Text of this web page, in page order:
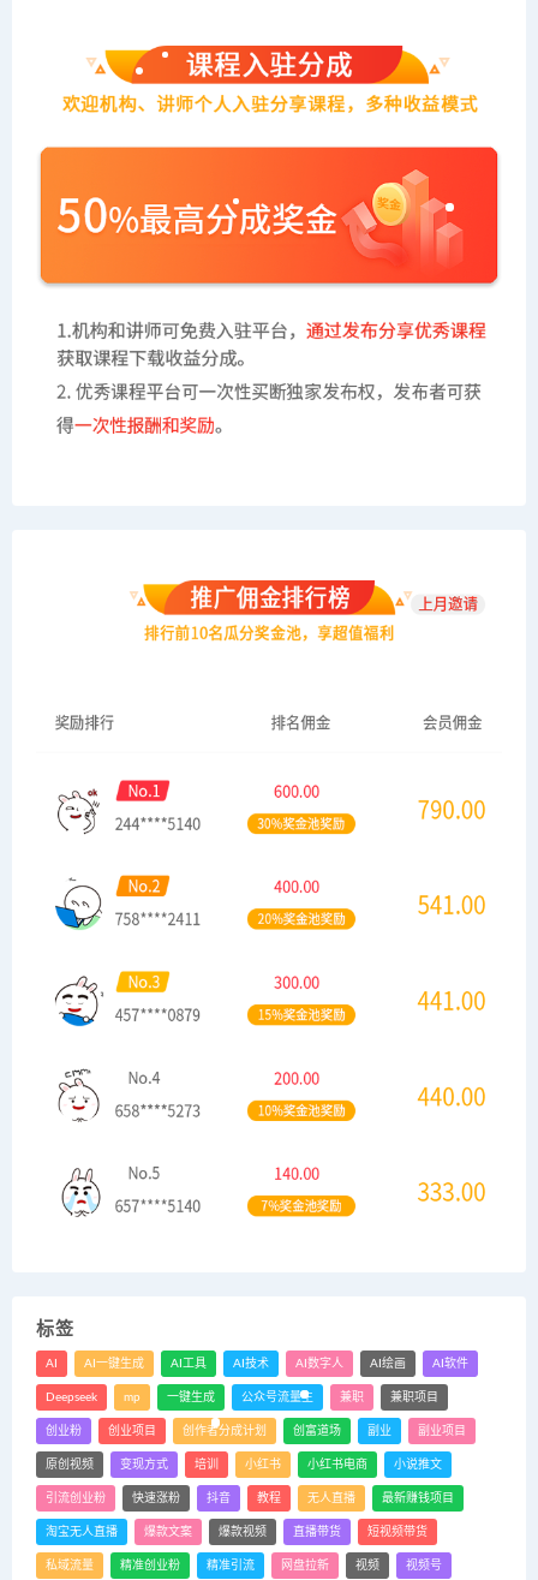
标签
AI AI一键生成 AI工具 AI技术 AI数字人 AI绘画 AI软件
Deepseek mp 一键生成 公众号流量主 兼职 兼职项目
创业粉 创业项目 创作者分成计划 创富道场 副业 副业项目
原创视频 变现方式 培训 小红书 小红书电商 小说推文
引流创业粉 快速涨粉 抖音 教程 无人直播 最新赚钱项目
淘宝无人直播 爆款文案 爆款视频 直播带货 短视频带货
私域流量 精准创业粉 精准引流 网盘拉新 视频 视频号